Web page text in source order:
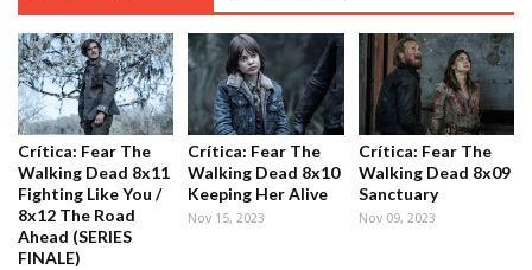
Crítica: Fear The
Walking Dead 8x11
Fighting Like You /
8x12 The Road
Ahead (SERIES
FINALE)
Crítica: Fear The
Walking Dead 8x10
Keeping Her Alive
Nov 15, 2023
Crítica: Fear The
Walking Dead 8x09
Sanctuary
Nov 09, 2023